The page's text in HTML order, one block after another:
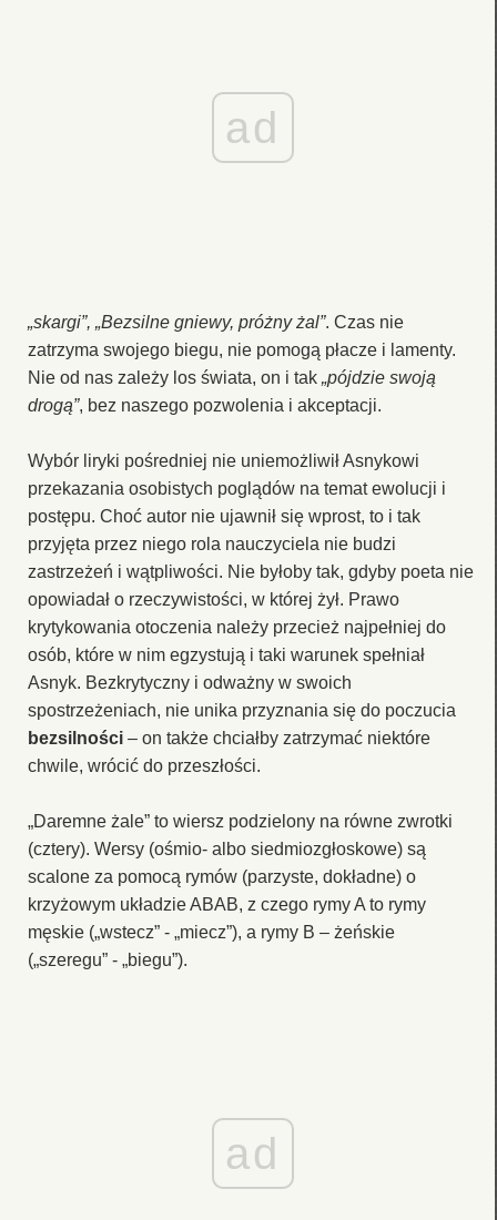
ad
„skargi”, „Bezsilne gniewy, próżny żal”. Czas nie
zatrzyma swojego biegu, nie pomogą płacze i lamenty.
Nie od nas zależy los świata, on i tak „pójdzie swoją
drogą”, bez naszego pozwolenia i akceptacji.
Wybór liryki pośredniej nie uniemożliwił Asnykowi
przekazania osobistych poglądów na temat ewolucji i
postępu. Choć autor nie ujawnił się wprost, to i tak
przyjęta przez niego rola nauczyciela nie budzi
zastrzeżeń i wątpliwości. Nie byłoby tak, gdyby poeta nie
opowiadał o rzeczywistości, w której żył. Prawo
krytykowania otoczenia należy przecież najpełniej do
osób, które w nim egzystują i taki warunek spełniał
Asnyk. Bezkrytyczny i odważny w swoich
spostrzeżeniach, nie unika przyznania się do poczucia
bezsilności – on także chciałby zatrzymać niektóre
chwile, wrócić do przeszłości.
„Daremne żale” to wiersz podzielony na równe zwrotki
(cztery). Wersy (ośmio- albo siedmiozgłoskowe) są
scalone za pomocą rymów (parzyste, dokładne) o
krzyżowym układzie ABAB, z czego rymy A to rymy
męskie („wstecz” - „miecz”), a rymy B – żeńskie
(„szeregu” - „biegu”).
ad